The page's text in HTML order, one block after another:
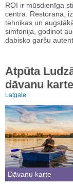
ROI ir mūsdienīga
centrā. Restorānā,
tehnikas un
simfonija, godinot
dabisko garšu
Atpūta
dāvanu karte
Latgale
Dāvanu karte